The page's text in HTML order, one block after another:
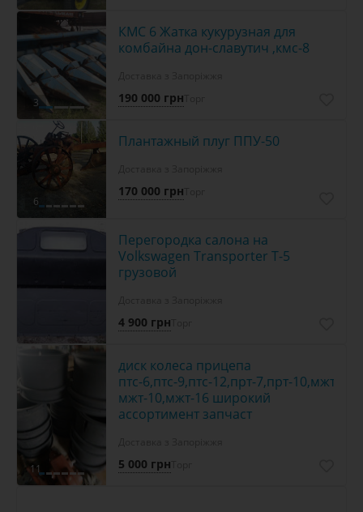
3
КМС 6 Жатка кукурузная для
комбайна дон-славутич ,кмс-8
190 000 грн
6
Плантажный плуг ППУ-50
170 000 грн
Перегородка салона на
Volkswagen Transporter Т-5
грузовой
4 900 грн
11
диск колеса прицепа
птс-6,птс-9,птс-12,прт-7,прт-10,мжт-8,
мжт-10,мжт-16 широкий
ассортимент запчаст
5 000 грн